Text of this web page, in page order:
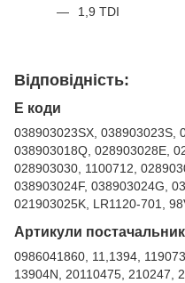
1,9 TDI
Відповідність:
Е коди
038903023SX, 038903023S,
038903018Q, 028903028E,
028903030, 1100712,
038903024F, 038903024G,
021903025K, LR1120-701,
Артикули
0986041860, 11,1394,
13904N, 20110475, 210247,